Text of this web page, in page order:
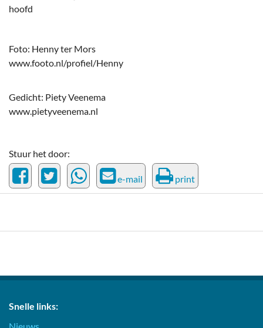
hoofd
Foto: Henny ter Mors
www.footo.nl/profiel/Henny
Gedicht: Piety Veenema
www.pietyveenema.nl
Stuur het door:
e-mail print
Snelle links: